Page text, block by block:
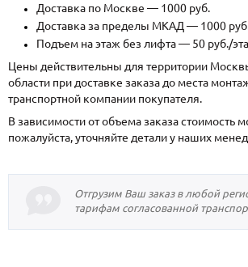
Доставка по Москве — 1000 руб.
Доставка за пределы МКАД — 1000
Подъем на этаж без лифта — 50 руб./
Цены действительны для территории
области при доставке заказа до места
транспортной компании покупателя.
В зависимости от объема заказа стоимость
пожалуйста, уточняйте детали у наших
Отгрузим Ваш заказ в любой
тарифам согласованной